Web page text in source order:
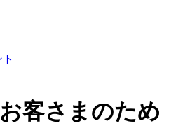
客さまのため